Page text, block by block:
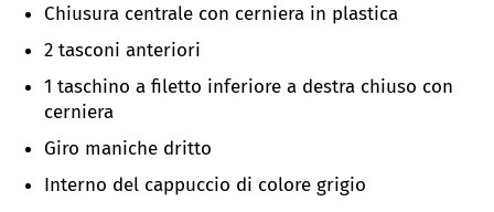
Chiusura centrale con cerniera in plastica
2 tasconi anteriori
1 taschino a filetto inferiore a destra chiuso con
cerniera
Giro maniche dritto
Interno del cappuccio di colore grigio